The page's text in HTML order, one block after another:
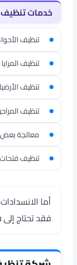
خدمات
تنظيف
تنظيف
تنظيف
تنظيف
معالجة بعض
تنظيف
أما
فقد تحتاج